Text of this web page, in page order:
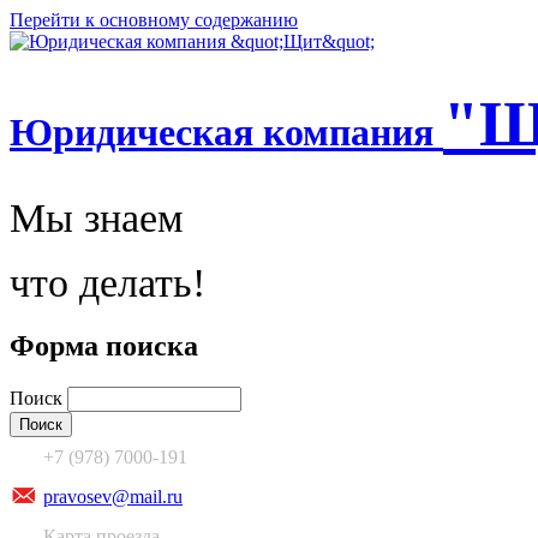
Перейти к основному содержанию
Юридическая компания
Мы знаем
что делать!
Форма поиска
Поиск
+7 (978) 7000-191
pravosev@mail.ru